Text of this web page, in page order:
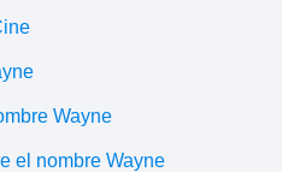
Wayne
el nombre Wayne